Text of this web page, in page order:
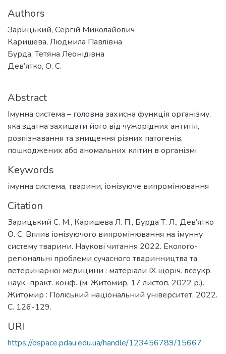
Authors
Зарицький, Сергій Миколайович
Каришева, Людмила Павлівна
Бурда, Тетяна Леонідівна
Дев’ятко, О. С.
Abstract
Імунна система – головна захисна функція організму,
яка здатна захищати його від чужорідних антитіл,
розпізнавання та знищення різних патогенів,
пошкоджених або аномальних клітин в організмі
Keywords
імунна система, тварини, іонізуюче випромінювання
Citation
Зарицький С. М., Каришева Л. П., Бурда Т. Л., Дев’ятко
О. С. Вплив іонізуючого випромінювання на імунну
систему тварини. Наукові читання 2022. Еколого-
регіональні проблеми сучасного тваринництва та
ветеринарної медицини : матеріали ІХ щоріч. всеукр.
наук.-практ. конф. (м. Житомир, 17 листоп. 2022 р.).
Житомир : Поліський національний університет, 2022.
С. 126-129.
URI
https://dspace.pdau.edu.ua/handle/123456789/15667